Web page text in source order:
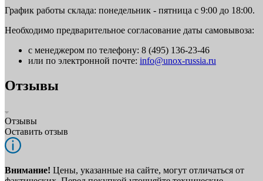
График работы склада: понедельник - пятница с 9:00 до 18:00.
Необходимо предварительное согласование даты самовывоза:
с менеджером по телефону: 8 (495) 136-23-46
или по электронной почте: info@unox-russia.ru
Отзывы
Отзывы
Оставить отзыв
Внимание! Цены, указанные на сайте, могут отличаться от